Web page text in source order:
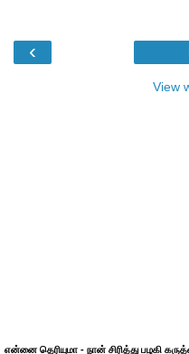
‹
View
என்னை தெரியுமா - நான் சிரித்து பழகி